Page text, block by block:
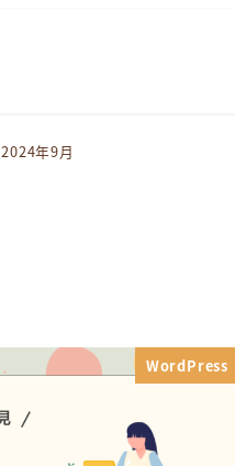
2024年9月
WordPress